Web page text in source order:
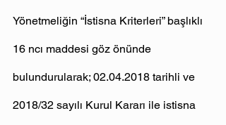
Yönetmeliğin “İstisna Kriterleri” başlıklı
16 ncı maddesi göz önünde
bulundurularak; 02.04.2018 tarihli ve
2018/32 sayılı Kurul Kararı ile istisna